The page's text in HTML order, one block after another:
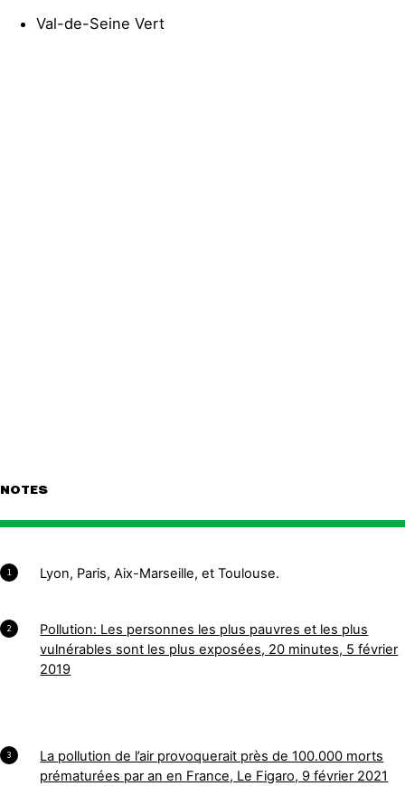
Val-de-Seine Vert
NOTES
1 Lyon, Paris, Aix-Marseille, et Toulouse.
2
Pollution: Les personnes les plus pauvres et les plus
vulnérables sont les plus exposées, 20 minutes, 5 février
2019
3
La pollution de l’air provoquerait près de 100.000 morts
prématurées par an en France, Le Figaro, 9 février 2021